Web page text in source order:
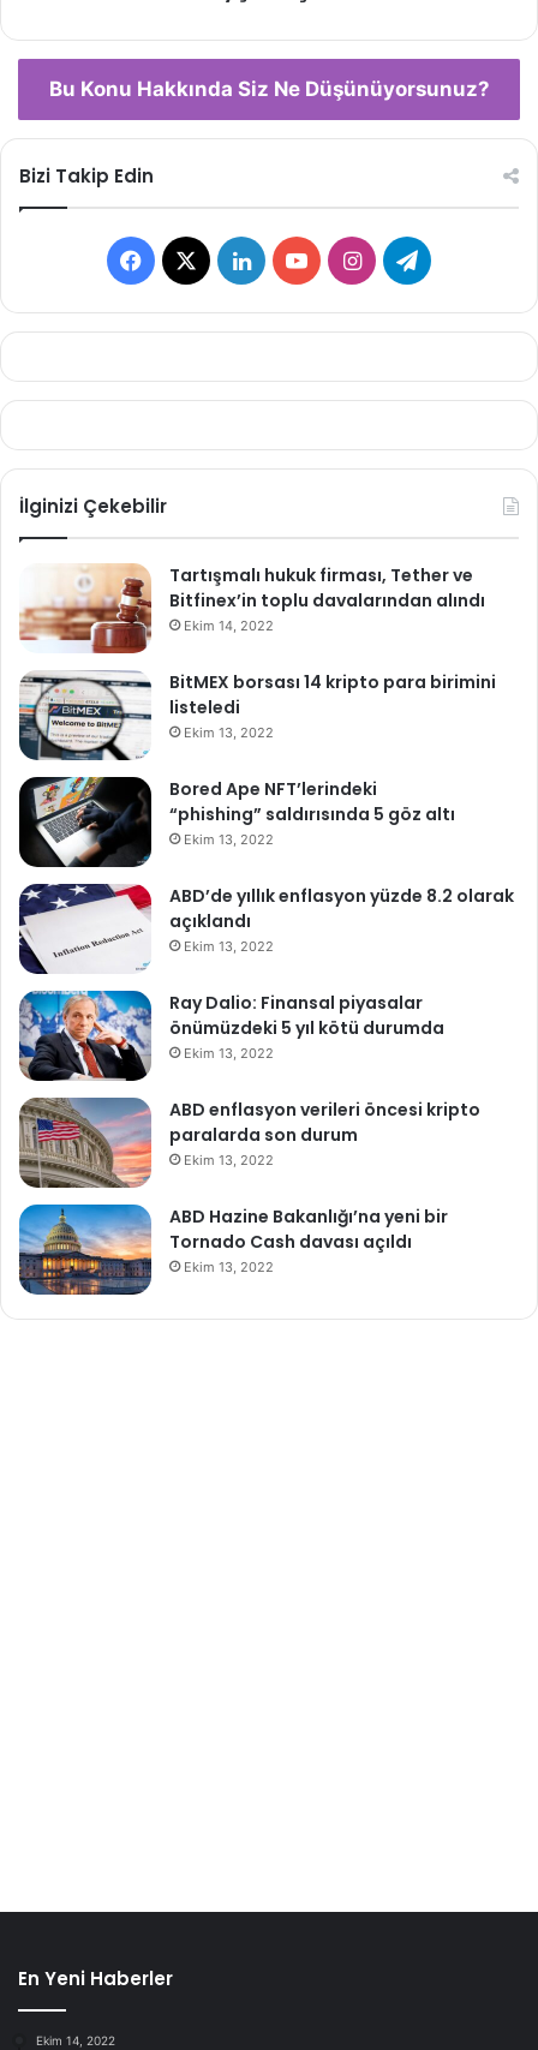
Bu Konu Hakkında Siz Ne Düşünüyorsunuz?
Bizi Takip Edin
Facebook
X LinkedInYouTubeInstagramTelegram
İlginizi Çekebilir
Tartışmalı hukuk firması, Tether ve
Bitfinex’in toplu davalarından alındı
Ekim 14, 2022
BitMEX borsası 14 kripto para birimini
listeledi
Ekim 13, 2022
Bored Ape NFT’lerindeki
“phishing” saldırısında 5 göz altı
Ekim 13, 2022
ABD’de yıllık enflasyon yüzde 8.2 olarak
açıklandı
Ekim 13, 2022
Ray Dalio: Finansal piyasalar
önümüzdeki 5 yıl kötü durumda
Ekim 13, 2022
ABD enflasyon verileri öncesi kripto
paralarda son durum
Ekim 13, 2022
ABD Hazine Bakanlığı’na yeni bir
Tornado Cash davası açıldı
Ekim 13, 2022
En Yeni Haberler
Ekim 14, 2022